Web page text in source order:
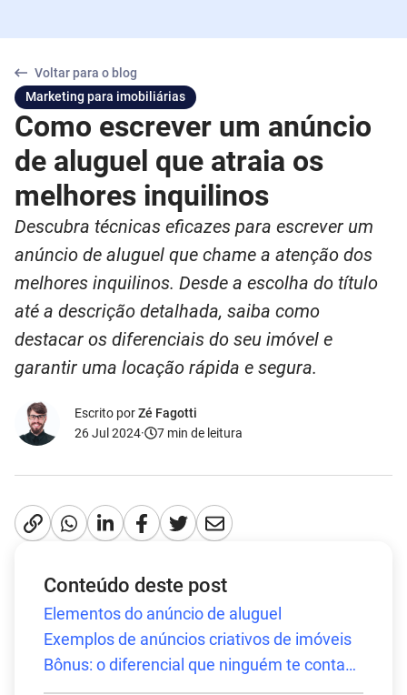
Voltar para o blog
Marketing para imobiliárias
Como escrever um anúncio
de aluguel que atraia os
melhores inquilinos
Descubra técnicas eficazes para escrever um
anúncio de aluguel que chame a atenção dos
melhores inquilinos. Desde a escolha do título
até a descrição detalhada, saiba como
destacar os diferenciais do seu imóvel e
garantir uma locação rápida e segura.
Escrito porZé Fagotti
26 Jul 2024· 7 min de leitura
Conteúdo deste post
Elementos do anúncio de aluguel
Exemplos de anúncios criativos de imóveis
Bônus: o diferencial que ninguém te conta…